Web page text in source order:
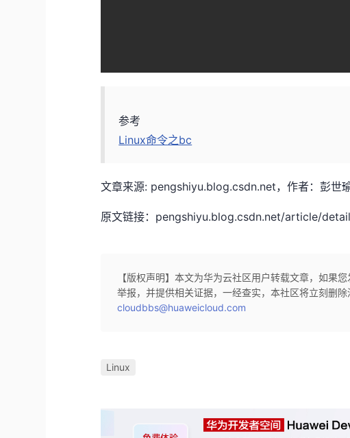
参考
Linux命令之bc
文章来源: pengshiyu.blog.csdn.net，作者：彭世
原文链接：pengshiyu.blog.csdn.net/article/
【版权声明】本文为华为云社区用户转载文章，如果
举报，并提供相关证据，一经查实，本社区将立刻删除
cloudbbs@huaweicloud.com
Linux